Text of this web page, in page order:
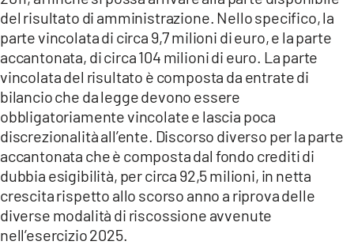
del risultato di amministrazione. Nello specifico, la
parte vincolata di circa 9,7 milioni di euro, e la parte
accantonata, di circa 104 milioni di euro. La parte
vincolata del risultato è composta da entrate di
bilancio che da legge devono essere
obbligatoriamente vincolate e lascia poca
discrezionalità all’ente. Discorso diverso per la parte
accantonata che è composta dal fondo crediti di
dubbia esigibilità, per circa 92,5 milioni, in netta
crescita rispetto allo scorso anno a riprova delle
diverse modalità di riscossione avvenute
nell’esercizio 2025.